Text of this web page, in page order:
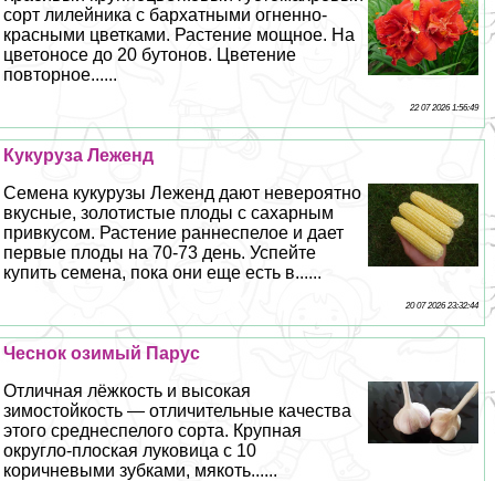
сорт лилейника с бархатными огненно-
красными цветками. Растение мощное. На
цветоносе до 20 бутонов. Цветение
повторное......
22 07 2026 1:56:49
Кукуруза Леженд
Семена кукурузы Леженд дают невероятно
вкусные, золотистые плоды с сахарным
привкусом. Растение раннеспелое и дает
первые плоды на 70-73 день. Успейте
купить семена, пока они еще есть в......
20 07 2026 23:32:44
Чеснок озимый Парус
Отличная лёжкость и высокая
зимостойкость — отличительные качества
этого среднеспелого сорта. Крупная
округло-плоская луковица с 10
коричневыми зубками, мякоть......